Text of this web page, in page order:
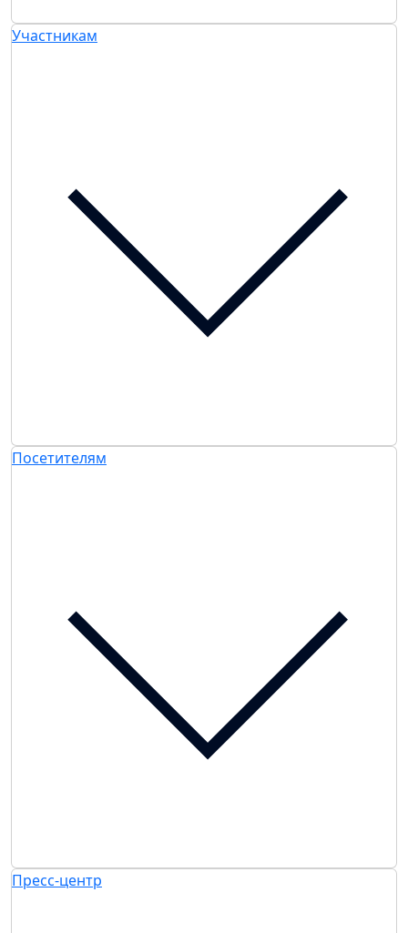
Участникам
Посетителям
Пресс-центр